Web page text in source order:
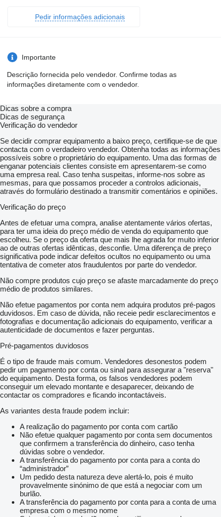
Pedir informações adicionais
Importante
Descrição fornecida pelo vendedor. Confirme todas as
informações diretamente com o vendedor.
Dicas sobre a compra
Dicas de segurança
Verificação do vendedor
Se decidir comprar equipamento a baixo preço, certifique-se de que
contacta com o verdadeiro vendedor. Obtenha todas as informações
possíveis sobre o proprietário do equipamento. Uma das formas de
enganar potenciais clientes consiste em apresentarem-se como
uma empresa real. Caso tenha suspeitas, informe-nos sobre as
mesmas, para que possamos proceder a controlos adicionais,
através do formulário destinado a transmitir comentários e opiniões.
Verificação do preço
Antes de efetuar uma compra, analise atentamente vários ofertas,
para ter uma ideia do preço médio de venda do equipamento que
escolheu. Se o preço da oferta que mais lhe agrada for muito inferior
ao de outras ofertas idênticas, desconfie. Uma diferença de preço
significativa pode indicar defeitos ocultos no equipamento ou uma
tentativa de cometer atos fraudulentos por parte do vendedor.
Não compre produtos cujo preço se afaste marcadamente do preço
médio de produtos similares.
Não efetue pagamentos por conta nem adquira produtos pré-pagos
duvidosos. Em caso de dúvida, não receie pedir esclarecimentos e
fotografias e documentação adicionais do equipamento, verificar a
autenticidade de documentos e fazer perguntas.
Pré-pagamentos duvidosos
É o tipo de fraude mais comum. Vendedores desonestos podem
pedir um pagamento por conta ou sinal para assegurar a "reserva"
do equipamento. Desta forma, os falsos vendedores podem
conseguir um elevado montante e desaparecer, deixando de
contactar os compradores e ficando incontactáveis.
As variantes desta fraude podem incluir:
A realização do pagamento por conta com cartão
Não efetue qualquer pagamento por conta sem documentos
que confirmem a transferência do dinheiro, caso tenha
dúvidas sobre o vendedor.
A transferência do pagamento por conta para a conta do
“administrador”
Um pedido desta natureza deve alertá-lo, pois é muito
provavelmente sinónimo de que está a negociar com um
burlão.
A transferência do pagamento por conta para a conta de uma
empresa com o mesmo nome